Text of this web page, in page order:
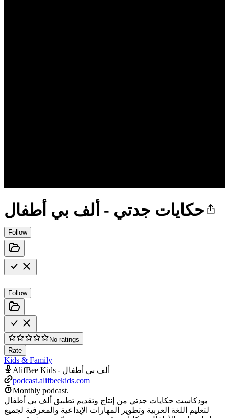
حكايات جدتي - ألف بي أطفال
Follow
Follow
No ratings
Rate
Kids & Family
AlifBee Kids - ألف بي أطفال
podcast.alifbeekids.com
Monthly podcast.
بودكاست حكايات جدتي من إنتاج وتقديم تطبيق ألف بي أطفال
لتعليم اللغة العربية وتطوير المهارات الإبداعية والمعرفية لجميع